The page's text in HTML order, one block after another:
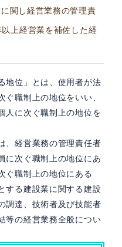
関し経営業務の管理責
上経営業を補佐した経
地位」とは、使用者が法
職制上の地位をいい、
人に次ぐ職制上の地位を
、経営業務の管理責任者
に次ぐ職制上の地位にあ
ぐ職制上の地位にある
する建設業に関する建設
調達、技術者及び技能者
等の経営業務全般につい